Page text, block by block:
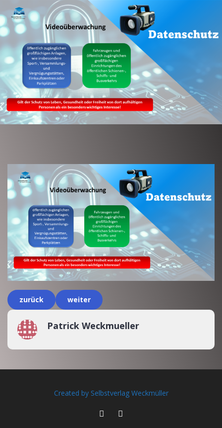
zurück weiter
Patrick Weckmueller
Created by Selbstverlag Weckmüller